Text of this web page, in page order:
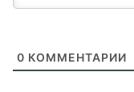
0 КОММЕНТАРИИ